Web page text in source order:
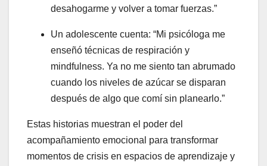
desahogarme y volver a tomar fuerzas.”
Un adolescente cuenta: “Mi psicóloga me
enseñó técnicas de respiración y
mindfulness. Ya no me siento tan abrumado
cuando los niveles de azúcar se disparan
después de algo que comí sin planearlo.”
Estas historias muestran el poder del
acompañamiento emocional para transformar
momentos de crisis en espacios de aprendizaje y